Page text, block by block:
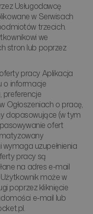
Usługodawcę
w Serwisach
trzecich.
we
stron lub poprzez
pracy Aplikacja
o informacje
preferencje
Ogłoszeniach o pracę,
dopasowujące (w tym
ofert
wymaga uzupełnienia
pracy są
na adres e-mail
może w
poprzez kliknięcie
e-mail lub